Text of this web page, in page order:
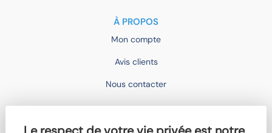
À PROPOS
Mon compte
Avis clients
Nous contacter
Devenir mandataire